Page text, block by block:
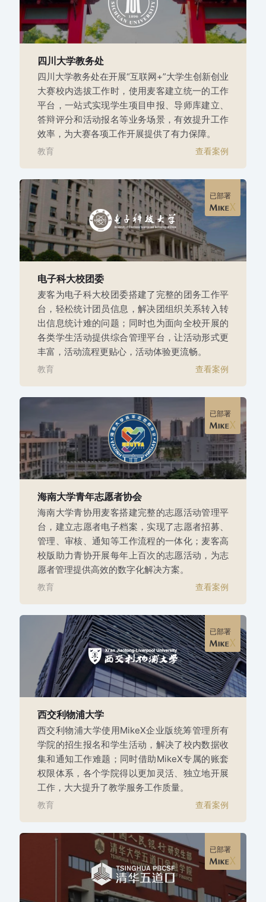
四川大学教务处
四川大学教务处在开展“互联网+”大学生创新创业
大赛校内选拔工作时，使用麦客建立统一的工作
平台，一站式实现学生项目申报、导师库建立、
答辩评分和活动报名等业务场景，有效提升工作
效率，为大赛各项工作开展提供了有力保障。
教育 查看案例
已部署
电子科大校团委
麦客为电子科大校团委搭建了完整的团务工作平
台，轻松统计团员信息，解决团组织关系转入转
出信息统计难的问题；同时也为面向全校开展的
各类学生活动提供综合管理平台，让活动形式更
丰富，活动流程更贴心，活动体验更流畅。
教育 查看案例
已部署
海南大学青年志愿者协会
海南大学青协用麦客搭建完整的志愿活动管理平
台，建立志愿者电子档案，实现了志愿者招募、
管理、审核、通知等工作流程的一体化；麦客高
校版助力青协开展每年上百次的志愿活动，为志
愿者管理提供高效的数字化解决方案。
教育 查看案例
已部署
西交利物浦大学
西交利物浦大学使用MikeX企业版统筹管理所有
学院的招生报名和学生活动，解决了校内数据收
集和通知工作难题；同时借助MikeX专属的账套
权限体系，各个学院得以更加灵活、独立地开展
工作，大大提升了教学服务工作质量。
教育 查看案例
已部署